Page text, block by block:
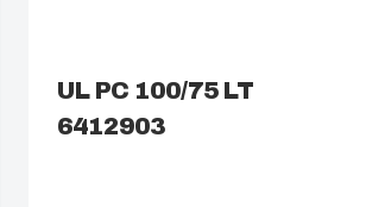
UL PC 100/75 LT
6412903